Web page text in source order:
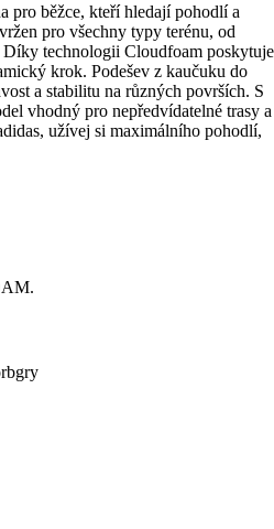
pro běžce, kteří hledají pohodlí a
pro všechny typy terénu, od
Díky technologii Cloudfoam poskytuje
krok. Podešev z kaučuku do
a stabilitu na různých površích. S
vhodný pro nepředvídatelné trasy a
užívej si maximálního pohodlí,